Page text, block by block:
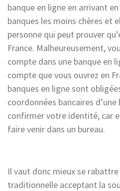
banque en ligne en arrivant
banques les moins chères et
personne qui peut prouver
France. Malheureusement,
compte dans une banque en
compte que vous ouvrez en
banques en ligne sont
coordonnées bancaires
confirmer votre identité, car
faire venir dans un bureau.
Il vaut donc mieux se
traditionnelle acceptant la